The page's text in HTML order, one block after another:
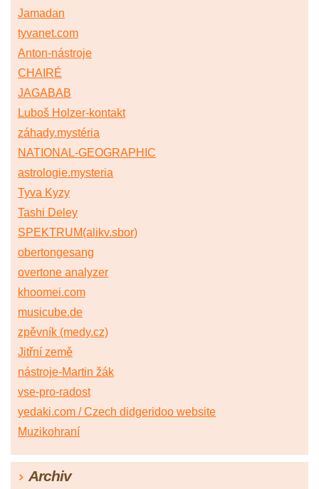
Jamadan
tyvanet.com
Anton-nástroje
CHAIRÉ
JAGABAB
Luboš Holzer-kontakt
záhady.mystéria
NATIONAL-GEOGRAPHIC
astrologie.mysteria
Tyva Kyzy
Tashi Deley
SPEKTRUM(alikv.sbor)
obertongesang
overtone analyzer
khoomei.com
musicube.de
zpěvník (medy.cz)
Jitřní země
nástroje-Martin žák
vse-pro-radost
yedaki.com / Czech didgeridoo website
Muzikohraní
Archiv